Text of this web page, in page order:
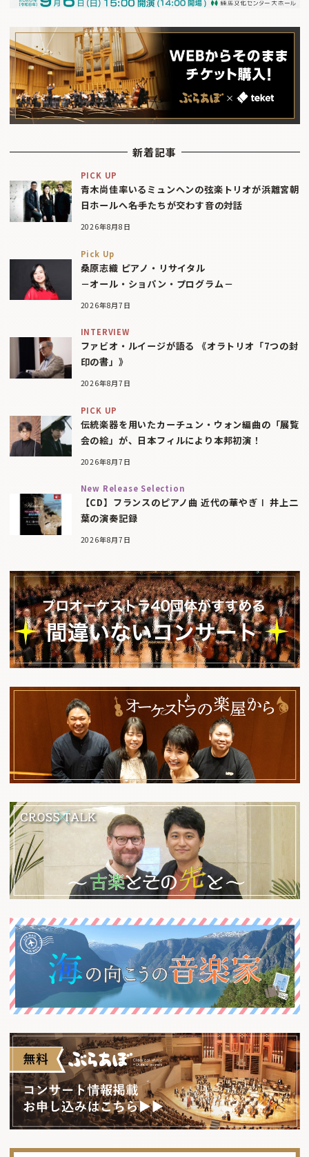
新着記事
PICK UP
青木尚佳率いるミュンヘンの弦楽トリオが浜離宮朝
日ホールへ――名手たちが交わす音の対話
2026年8月8日
Pick Up
桑原志織 ピアノ・リサイタル
－オール・ショパン・プログラム－
2026年8月7日
INTERVIEW
ファビオ・ルイージが語る 《オラトリオ「7つの封
印の書」》
2026年8月7日
PICK UP
伝統楽器を用いたカーチュン・ウォン編曲の「展覧
会の絵」が、日本フィルにより本邦初演！
2026年8月7日
New Release Selection
【CD】フランスのピアノ曲 近代の華やぎⅠ 井上二
葉の演奏記録
2026年8月7日